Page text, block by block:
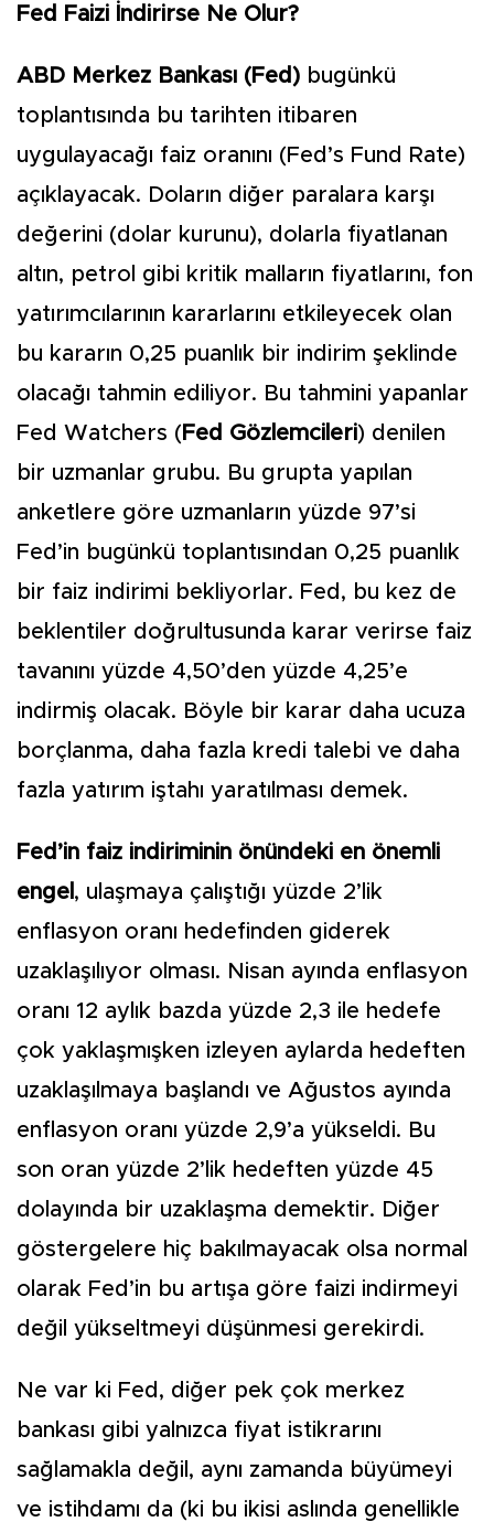
Fed Faizi İndirirse Ne Olur?
ABD Merkez Bankası (Fed) bugünkü
toplantısında bu tarihten itibaren
uygulayacağı faiz oranını (Fed’s Fund Rate)
açıklayacak. Doların diğer paralara karşı
değerini (dolar kurunu), dolarla fiyatlanan
altın, petrol gibi kritik malların fiyatlarını, fon
yatırımcılarının kararlarını etkileyecek olan
bu kararın 0,25 puanlık bir indirim şeklinde
olacağı tahmin ediliyor. Bu tahmini yapanlar
Fed Watchers ( Fed Gözlemcileri) denilen
bir uzmanlar grubu. Bu grupta yapılan
anketlere göre uzmanların yüzde 97’si
Fed’in bugünkü toplantısından 0,25 puanlık
bir faiz indirimi bekliyorlar. Fed, bu kez de
beklentiler doğrultusunda karar verirse faiz
tavanını yüzde 4,50’den yüzde 4,25’e
indirmiş olacak. Böyle bir karar daha ucuza
borçlanma, daha fazla kredi talebi ve daha
fazla yatırım iştahı yaratılması demek.
Fed’in faiz indiriminin önündeki en önemli
engel , ulaşmaya çalıştığı yüzde 2’lik
enflasyon oranı hedefinden giderek
uzaklaşılıyor olması. Nisan ayında enflasyon
oranı 12 aylık bazda yüzde 2,3 ile hedefe
çok yaklaşmışken izleyen aylarda hedeften
uzaklaşılmaya başlandı ve Ağustos ayında
enflasyon oranı yüzde 2,9’a yükseldi. Bu
son oran yüzde 2’lik hedeften yüzde 45
dolayında bir uzaklaşma demektir. Diğer
göstergelere hiç bakılmayacak olsa normal
olarak Fed’in bu artışa göre faizi indirmeyi
değil yükseltmeyi düşünmesi gerekirdi.
Ne var ki Fed, diğer pek çok merkez
bankası gibi yalnızca fiyat istikrarını
sağlamakla değil, aynı zamanda büyümeyi
ve istihdamı da (ki bu ikisi aslında genellikle